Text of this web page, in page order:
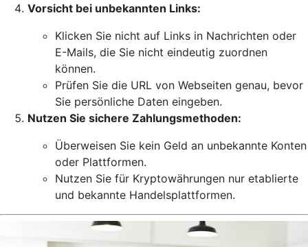
Vorsicht bei unbekannten Links:
Klicken Sie nicht auf Links in Nachrichten oder
E-Mails, die Sie nicht eindeutig zuordnen
können.
Prüfen Sie die URL von Webseiten genau, bevor
Sie persönliche Daten eingeben.
Nutzen Sie sichere Zahlungsmethoden:
Überweisen Sie kein Geld an unbekannte Konten
oder Plattformen.
Nutzen Sie für Kryptowährungen nur etablierte
und bekannte Handelsplattformen.